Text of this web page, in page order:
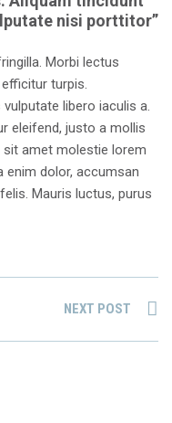
nisi porttitor”
Morbi lectus
turpis.
libero iaculis a.
eleifend, justo a mollis
sit amet molestie lorem
enim dolor, accumsan
Mauris luctus, purus
NEXT POST